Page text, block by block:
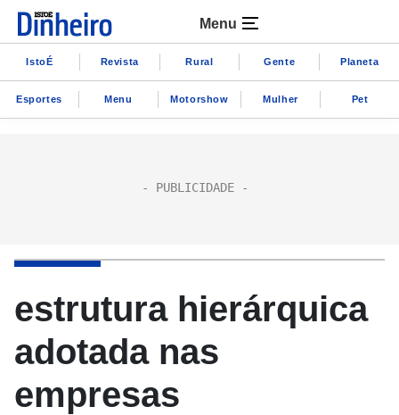
Menu
IstoÉ Revista Rural Gente Planeta
Esportes Menu Motorshow Mulher Pet
estrutura hierárquica
adotada nas
empresas